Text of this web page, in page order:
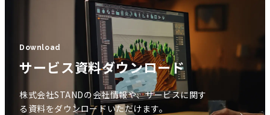
Download
サービス資料ダウンロード
株式会社STANDの会社情報や、サービスに関す
る資料をダウンロードいただけます。